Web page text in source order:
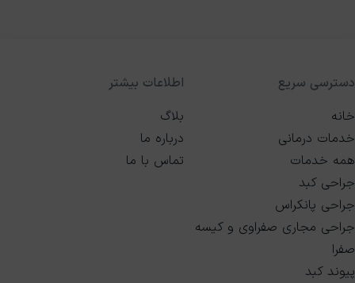
دسترسی سریع
خانه
خدمات درمانی
همه خدمات
جراحی کبد
جراحی پانکراس
جراحی مجاری صفراوی و کیسه
صفرا
پیوند کبد
اطلاعات بیشتر
بلاگ
درباره ما
تماس با ما